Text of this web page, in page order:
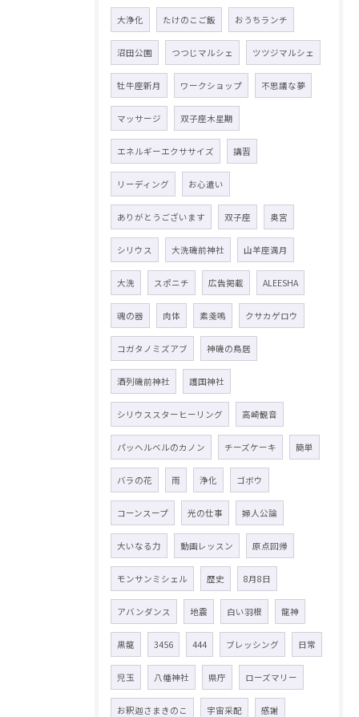
大浄化 たけのこご飯 おうちランチ
沼田公園 つつじマルシェ ツツジマルシェ
牡牛座新月 ワークショップ 不思議な夢
マッサージ 双子座木星期
エネルギーエクササイズ 講習
リーディング お心遣い
ありがとうございます 双子座 奥宮
シリウス 大洗磯前神社 山羊座満月
大洗 スポニチ 広告掲載 ALEESHA
魂の器 肉体 素戔嗚 クサカゲロウ
コガタノミズアブ 神磯の鳥居
酒列磯前神社 護国神社
シリウススターヒーリング 高崎観音
パッヘルベルのカノン チーズケーキ 簡単
バラの花 雨 浄化 ゴボウ
コーンスープ 光の仕事 婦人公論
大いなる力 動画レッスン 原点回帰
モンサンミシェル 歴史 8月8日
アバンダンス 地震 白い羽根 龍神
黒龍 3456 444 ブレッシング 日常
児玉 八幡神社 県庁 ローズマリー
お釈迦さまきのこ 宇宙采配 感謝